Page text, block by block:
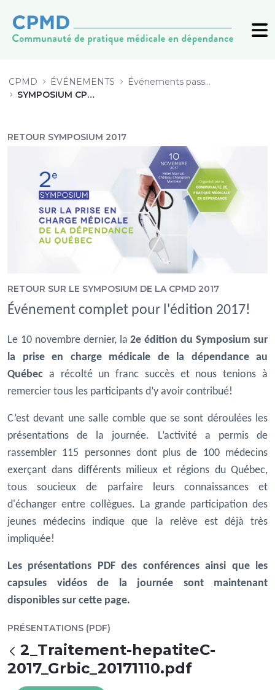
CPMD ÉVÉNEMENTS
Événements passés (archive)
SYMPOSIUM CPMD 2017
RETOUR SYMPOSIUM 2017
RETOUR SUR LE SYMPOSIUM DE LA CPMD 2017
Événement complet pour l'édition 2017!
Le 10 novembre dernier, la2e édition du Symposium sur
la prise en charge médicale de la dépendance au
Québec a récolté un franc succès et nous tenions à
remercier tous les participants d’y avoir contribué!
C’est devant une salle comble que se sont déroulées les
présentations de la journée. L’activité a permis de
rassembler 115 personnes dont plus de 100 médecins
exerçant dans différents milieux et régions du Québec,
tous soucieux de parfaire leurs connaissances et
d'échanger entre collègues. La grande participation des
jeunes médecins indique que la relève est déjà très
impliquée!
Les présentations PDF des conférences ainsi que les
capsules vidéos de la journée sont maintenant
disponibles sur cette page.
PRÉSENTATIONS (PDF)
Zurück
2_Traitement-hepatiteC-
2017_Grbic_20171110.pdf